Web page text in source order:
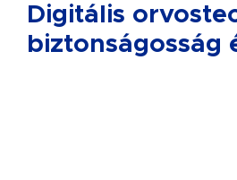
Digitális
biztonságosság